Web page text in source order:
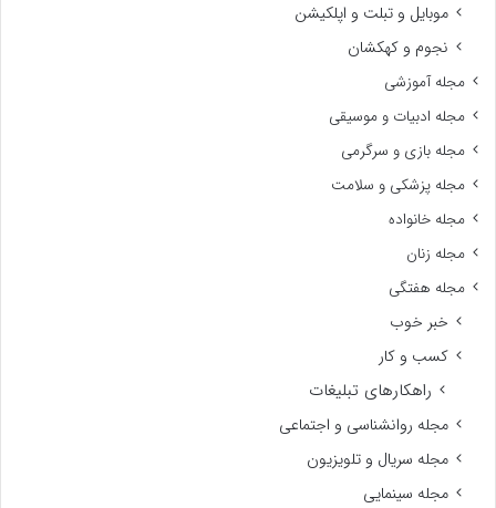
موبایل و تبلت و اپلکیشن
نجوم و کهکشان
مجله آموزشی
مجله ادبیات و موسیقی
مجله بازی و سرگرمی
مجله پزشکی و سلامت
مجله خانواده
مجله زنان
مجله هفتگی
خبر خوب
کسب و کار
راهکارهای تبلیغات
مجله روانشناسی و اجتماعی
مجله سریال و تلویزیون
مجله سینمایی